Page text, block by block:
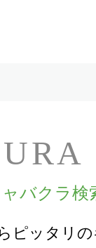
バクラ
ピッタリ